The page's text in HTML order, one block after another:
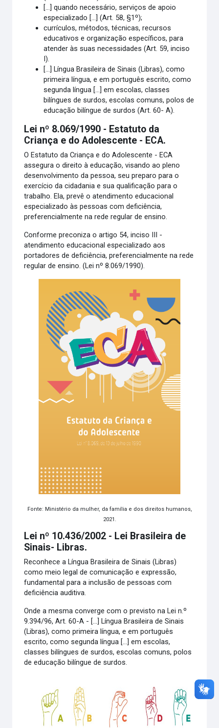
[...] quando necessário, serviços de apoio
especializado [...] (Art. 58, §1º);
currículos, métodos, técnicas, recursos
educativos e organização específicos, para
atender às suas necessidades (Art. 59, inciso
I).
[...] Língua Brasileira de Sinais (Libras), como
primeira língua, e em português escrito, como
segunda língua [...] em escolas, classes
bilíngues de surdos, escolas comuns, polos de
educação bilíngue de surdos (Art. 60- A).
Lei nº 8.069/1990 - Estatuto da
Criança e do Adolescente - ECA.
O Estatuto da Criança e do Adolescente - ECA
assegura o direito à educação, visando ao pleno
desenvolvimento da pessoa, seu preparo para o
exercício da cidadania e sua qualificação para o
trabalho. Ela, prevê o atendimento educacional
especializado às pessoas com deficiência,
preferencialmente na rede regular de ensino.
Conforme preconiza o artigo 54, inciso III -
atendimento educacional especializado aos
portadores de deficiência, preferencialmente na rede
regular de ensino. (Lei nº 8.069/1990).
Fonte: Ministério da mulher, da família e dos direitos humanos,
2021.
Lei nº 10.436/2002 - Lei Brasileira de
Sinais- Libras.
Reconhece a Língua Brasileira de Sinais (Libras)
como meio legal de comunicação e expressão,
fundamental para a inclusão de pessoas com
deficiência auditiva.
Onde a mesma converge com o previsto na Lei n.º
9.394/96, Art. 60-A - [...] Língua Brasileira de Sinais
(Libras), como primeira língua, e em português
escrito, como segunda língua [...] em escolas,
classes bilíngues de surdos, escolas comuns, polos
de educação bilíngue de surdos.